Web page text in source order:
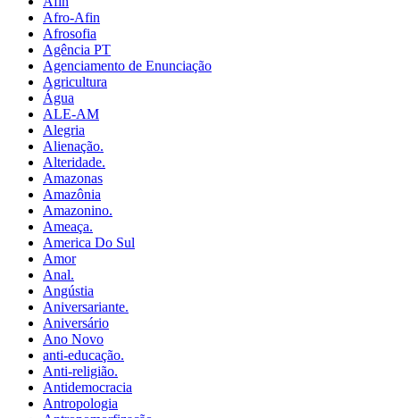
Afro-Afin
Afrosofia
Agência PT
Agenciamento de Enunciação
Agricultura
Água
ALE-AM
Alegria
Alienação.
Alteridade.
Amazonas
Amazônia
Amazonino.
Ameaça.
America Do Sul
Amor
Anal.
Angústia
Aniversariante.
Aniversário
Ano Novo
anti-educação.
Anti-religião.
Antidemocracia
Antropologia